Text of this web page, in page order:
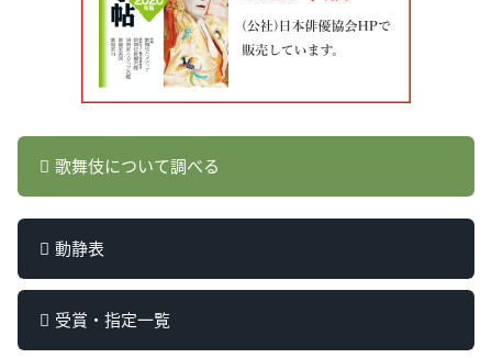
歌舞伎について調べる
動静表
受賞・指定一覧